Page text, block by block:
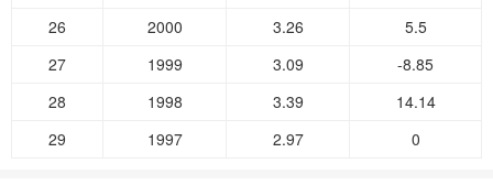
26
2000 3.26
5.5
27
1999 3.09
-8.85
28
1998 3.39
14.14
29
1997 2.97 0